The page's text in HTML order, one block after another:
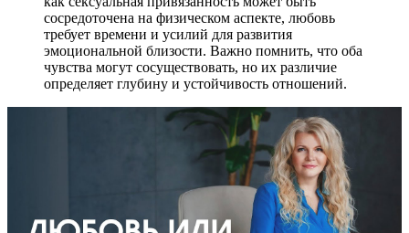
сосредоточена на физическом аспекте, любовь
требует времени и усилий для развития
эмоциональной близости. Важно помнить, что оба
чувства могут сосуществовать, но их различие
определяет глубину и устойчивость отношений.